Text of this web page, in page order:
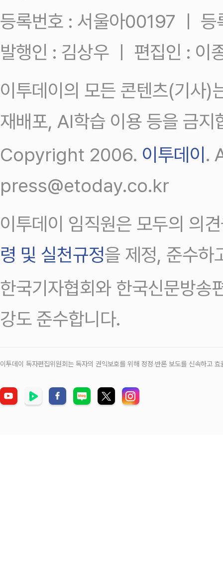
등록번호 : 서울아00197 ㅣ
발행인 : 김상우 ㅣ 편집인 : 이
이투데이의 모든 콘텐츠(기사)
재배포, AI학습 이용 등을 금지
Copyright 2006. 이투데이 .
press@etoday.co.kr
이투데이 임직원은 모두의 의
령 및 실천규정을 제정, 준수하
한국기자협회와 한국신문방송
강도 준수합니다.
이투데이 독자편집위원회는 독자의 권익보호를 위해 정정‧반론 보도를 신속하고